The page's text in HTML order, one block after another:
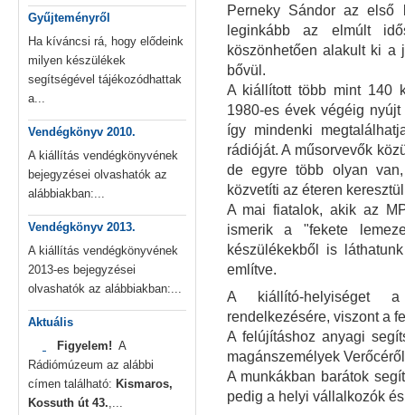
Gyűjteményről
Ha kíváncsi rá, hogy elődeink
milyen készülékek
segítségével tájékozódhattak
a...
Vendégkönyv 2010.
A kiállítás vendégkönyvének
bejegyzései olvashatók az
alábbiakban:...
Vendégkönyv 2013.
A kiállítás vendégkönyvének
2013-es bejegyzései
olvashatók az alábbiakban:...
Aktuális
Figyelem! A
Rádiómúzeum az alábbi
címen található: Kismaros,
Kossuth út 43.,...
Perneky Sándor az első
leginkább az elmúlt
köszönhetően alakult ki a
bővül.
A kiállított több mint 140
1980-es évek végéig
így mindenki
rádióját. A műsorvevők
de egyre több olyan
közvetíti az éteren
A mai fiatalok, akik az
ismerik a "fekete
készülékekből is
említve.
A kiállító-helyiséget a
rendelkezésére, viszont a
A felújításhoz anyagi
magánszemélyek
A munkákban barátok
pedig a helyi vállalkozók